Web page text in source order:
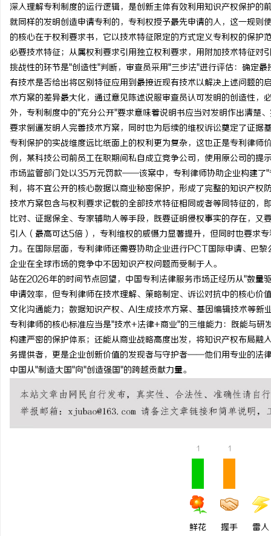
深入理解专利制度的运行逻辑，是创新主体有效利用知识产权保护的
就同样的发明创造申请专利的，专利权授予最先申请的人，这一规
的核心在于权利要求书，它以技术特征限定的方式定义专利权的保
必要技术特征；从属权利要求引用独立权利要求，用附加技术特征
挑战性的环节是"创造性"判断，审查员采用"三步法"进行评估：确定
有技术是否给出将区别特征应用到最接近现有技术以解决上述问题
术方案的差异最大化，通过意见陈述说服审查员认可发明的创造性
外，专利制度中的"充分公开"要求意味着说明书应当对发明作出清
要求倒逼发明人完善技术方案，同时也为后续的维权诉讼奠定了证据
专利保护的实战维度远比纸面上的权利更为复杂，这也正是专利律师
例，某科技公司前员工在职期间私自成立竞争公司，使用原公司的
市场监管部门处以35万元罚款——该案中，专利律师协助企业构建了
利，将不宜公开的核心数据以商业秘密保护，形成了完整的知识产
技术方案包含与权利要求记载的全部技术特征相同或者等同特征的
比对、证据保全、专家辅助人等手段，既要证明侵权事实的存在，
引入（最高可达5倍），专利维权的威慑力显著提升，但同时也要求
力。在国际层面，专利律师还需要协助企业进行PCT国际申请、巴
企业在全球市场的竞争中不因知识产权问题而受制于人。
站在2026年的时间节点回望，中国专利法律服务市场正经历从"数量
申请效率，但专利律师在技术理解、策略制定、诉讼对抗中的核心
文化沟通能力；数据知识产权、AI生成技术方案、基因编辑技术等
专利律师的核心标准应当是"技术+法律+商业"的三维能力：既能与
构建严密的保护体系；还能从商业战略高度出发，将知识产权布局
务提供者，更是企业创新价值的发现者与守护者——他们用专业的法
中国从"制造大国"向"创造强国"的跨越贡献力量。
1
鲜花
1
握手 雷人
面解析2828电影网：影视资源的丰富宝库
其使用指南
在线影院的崛起与未来